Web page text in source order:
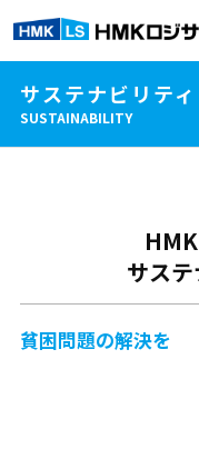
サステナビリティ
SUSTAINABILITY
サス
貧困問題の解決を